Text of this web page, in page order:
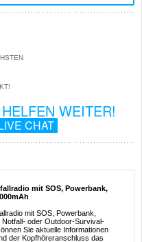
WEITER!
CHAT
mit SOS, Powerbank,
mit SOS, Powerbank,
oder Outdoor-Survival-
Sie aktuelle Informationen
der Kopfhöreranschluss das